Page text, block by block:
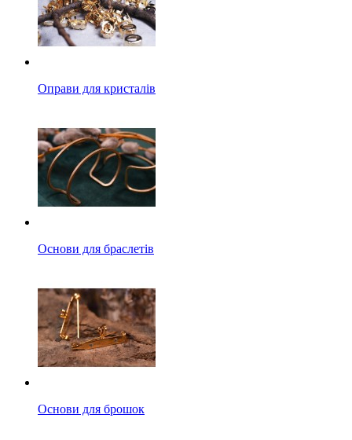
Оправи для кристалів
Основи для браслетів
Основи для брошок